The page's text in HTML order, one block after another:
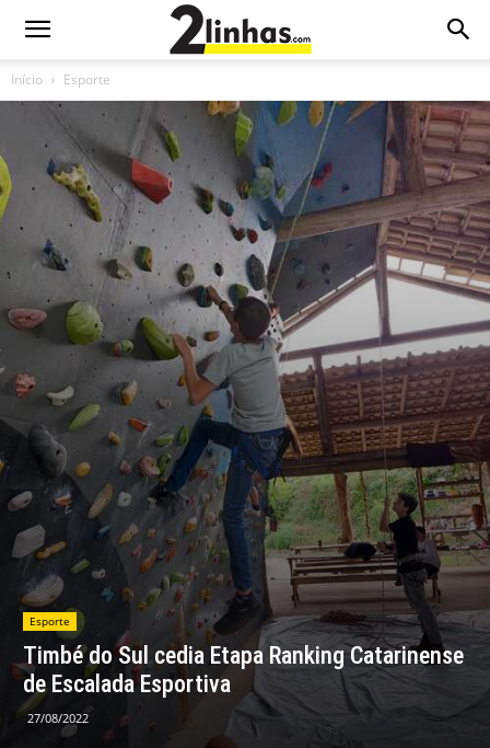
Início Esporte
Esporte
Timbé do Sul cedia Etapa Ranking Catarinense
de Escalada Esportiva
27/08/2022